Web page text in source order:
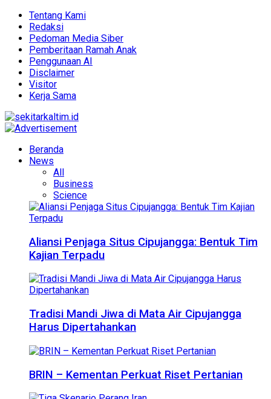
Tentang Kami
Redaksi
Pedoman Media Siber
Pemberitaan Ramah Anak
Penggunaan AI
Disclaimer
Visitor
Kerja Sama
Beranda
News
All
Business
Science
Aliansi Penjaga Situs Cipujangga: Bentuk Tim
Kajian Terpadu
Tradisi Mandi Jiwa di Mata Air Cipujangga
Harus Dipertahankan
BRIN – Kementan Perkuat Riset Pertanian